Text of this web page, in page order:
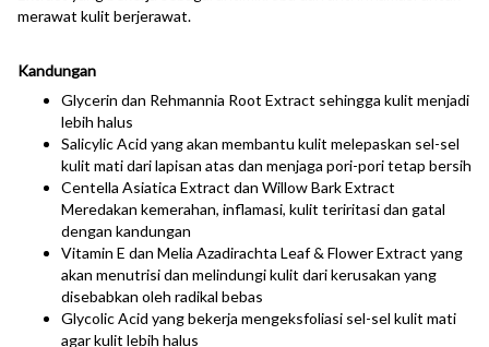
merawat kulit berjerawat.
Kandungan
Glycerin dan Rehmannia Root Extract sehingga kulit menjadi
lebih halus
Salicylic Acid yang akan membantu kulit melepaskan sel-sel
kulit mati dari lapisan atas dan menjaga pori-pori tetap bersih
Centella Asiatica Extract dan Willow Bark Extract
Meredakan kemerahan, inflamasi, kulit teriritasi dan gatal
dengan kandungan
Vitamin E dan Melia Azadirachta Leaf & Flower Extract yang
akan menutrisi dan melindungi kulit dari kerusakan yang
disebabkan oleh radikal bebas
Glycolic Acid yang bekerja mengeksfoliasi sel-sel kulit mati
agar kulit lebih halus